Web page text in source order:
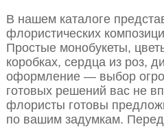
В нашем каталоге
флористических
Простые монобукеты,
коробках, сердца из роз,
оформление — выбор
готовых решений вас не
флористы готовы
по вашим задумкам.